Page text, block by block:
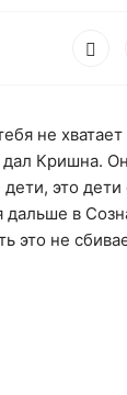
не
дал Кришна.
это дети
дальше в
это не